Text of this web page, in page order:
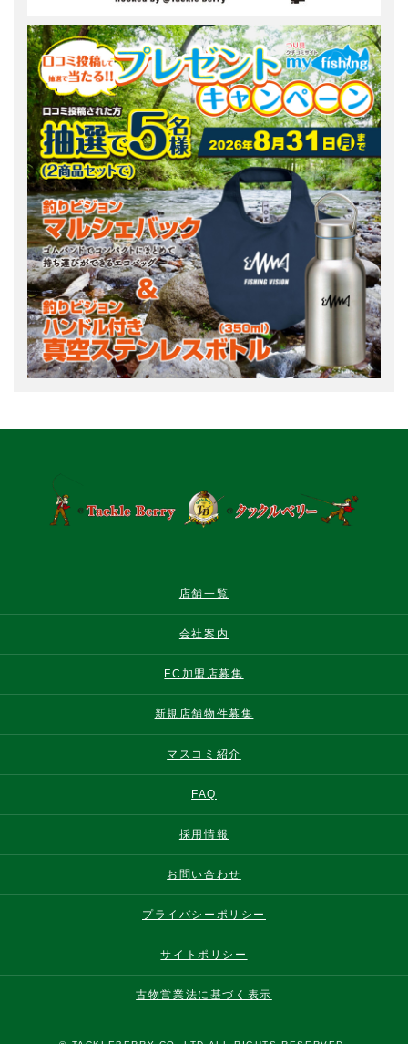
店舗一覧
会社案内
FC加盟店募集
新規店舗物件募集
マスコミ紹介
FAQ
採用情報
お問い合わせ
プライバシーポリシー
サイトポリシー
古物営業法に基づく表示